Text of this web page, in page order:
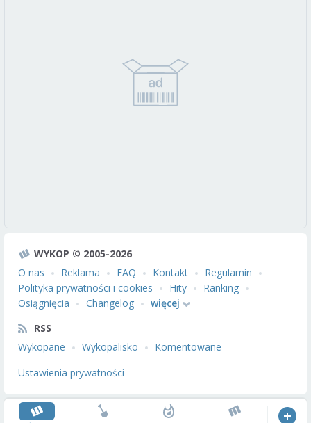
WYKOP © 2005-2026
O nas
Reklama FAQ Kontakt
Regulamin
Polityka prywatności i cookies
Hity
Ranking
Osiągnięcia
Changelog
więcej
RSS
Wykopane
Wykopalisko
Komentowane
Ustawienia prywatności